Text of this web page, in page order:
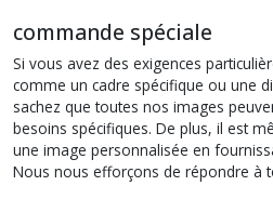
commande spéciale
Si vous avez des exigences
comme un cadre spécifique ou une
sachez que toutes nos images
besoins spécifiques. De plus, il est
une image personnalisée en
Nous nous efforçons de répondre à